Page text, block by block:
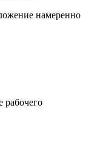
намеренно
рабочего